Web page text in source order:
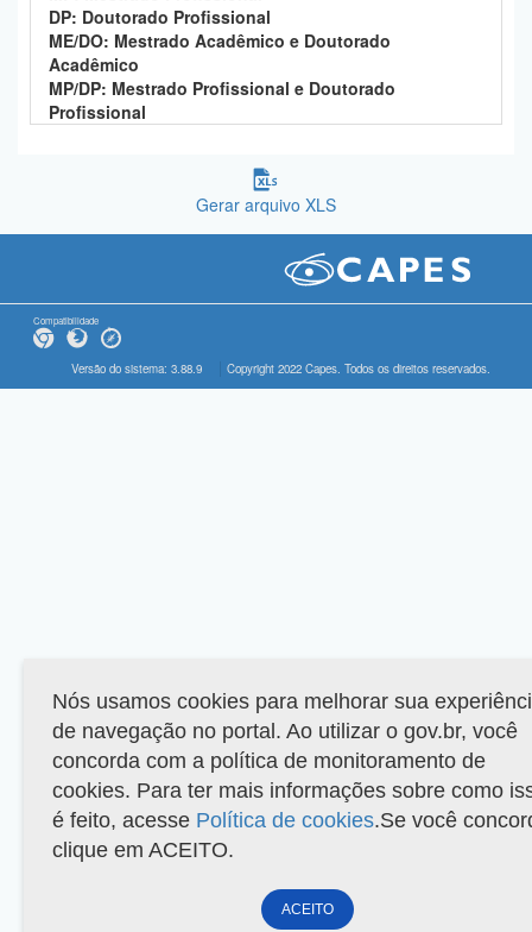
DP: Doutorado Profissional
ME/DO: Mestrado Acadêmico e Doutorado
Acadêmico
MP/DP: Mestrado Profissional e Doutorado
Profissional
Gerar arquivo XLS
Compatibilidade
Versão do sistema: 3.88.9 Copyright 2022 Capes. Todos os direitos reservados.
Nós usamos cookies para melhorar sua
de navegação no portal. Ao utilizar o gov.br, você
concorda com a política de monitoramento de
cookies. Para ter mais informações sobre como
é feito, acesse Política de cookies.Se você
clique em ACEITO.
ACEITO